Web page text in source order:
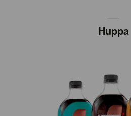
Huppa